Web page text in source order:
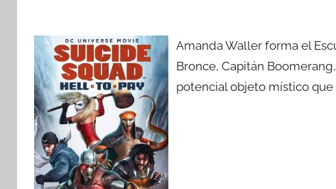
Amanda Waller forma el
Bronce, Capitán
potencial objeto místico